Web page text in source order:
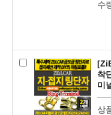
수
착
미
상